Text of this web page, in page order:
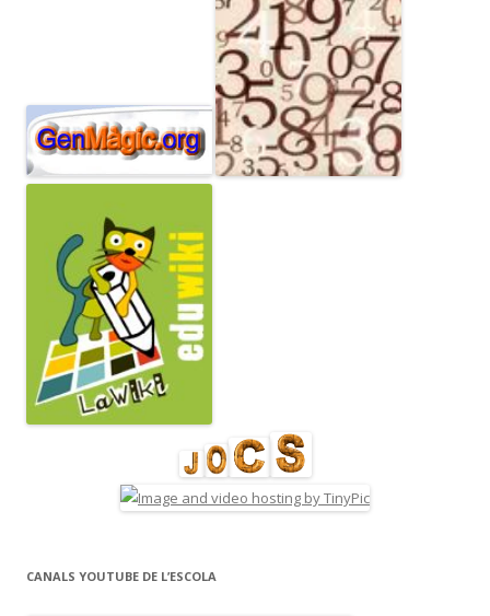
CANALS YOUTUBE DE L’ESCOLA